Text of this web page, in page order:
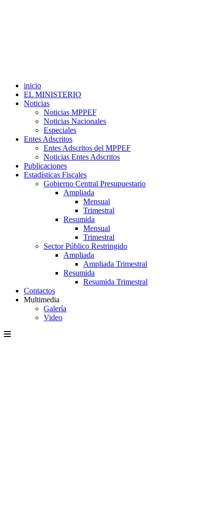
inicio
EL MINISTERIO
Noticias
Noticias MPPEF
Noticias Nacionales
Especiales
Entes Adscritos
Entes Adscritos del MPPEF
Noticias Entes Adscritos
Publicaciones
Estadísticas Fiscales
Gobierno Central Presupuestario
Ampliada
Mensual
Trimestral
Resumida
Mensual
Trimestral
Sector Público Restringido
Ampliada
Ampliada Trimestral
Resumida
Resumida Trimestral
Contactos
Multimedia
Galería
Video